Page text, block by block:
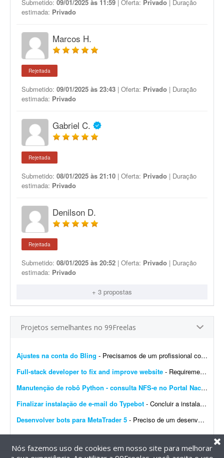
Submetido: 09/01/2025 às 11:59 | Oferta: Privado | Duração
estimada: Privado
Marcos H.
Rejeitada
Submetido: 09/01/2025 às 23:43 | Oferta: Privado | Duração
estimada: Privado
Gabriel C.
Rejeitada
Submetido: 08/01/2025 às 21:10 | Oferta: Privado | Duração
estimada: Privado
Denilson D.
Rejeitada
Submetido: 08/01/2025 às 20:52 | Oferta: Privado | Duração
estimada: Privado
+ 3 propostas
Projetos semelhantes no 99Freelas
Ajustes na conta do Bling - Precisamos de um profissional com experiência em e-commerce e em configurações no Bling. Atualmente temos a conta de um cliente integrada com loja própria, Mercado Livre,...
Full-stack developer to fix and improve website - Requirements: - Basic to intermediate full-stack development skills - Experience with front-end and back-end web development - Ability to troubleshoot bugs and make small improvements - Good commu...
Manutenção de robô Python - consulta NFS-e no Portal Nacional
Finalizar instalação de e-mail do Typebot - Concluir a instalação de e-mail do Typebot. Configurar SMTP, validar o envio de mensagens e integrar a funcionalidade com a instância atual. Entregar documentação ...
Desenvolver bots para MetaTrader 5 - Preciso de um desenvolvedor para criar um bot para operar day trade na B3. O robô deve ser desenvolvido para MetaTrader 5. Por favor, apresente exemplos de bots já desenvolvidos, bem ...
Nós fazemos uso de cookies em nosso site para melhorar